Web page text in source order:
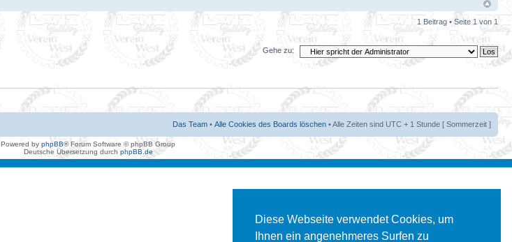
Diese Webseite verwendet Cookies, um
Ihnen ein angenehmeres Surfen zu
1 Beitrag • Seite 1von 1
Gehe zu:
Das Team • Alle Cookies des Boards löschen • Alle Zeiten sind UTC + 1 Stunde [ Sommerzeit ]
Powered by phpBB® Forum Software © phpBB Group
Deutsche Übersetzung durch phpBB.de